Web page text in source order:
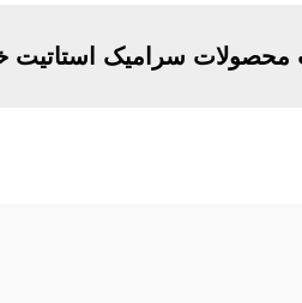
محصولات سرامیک استاتیت